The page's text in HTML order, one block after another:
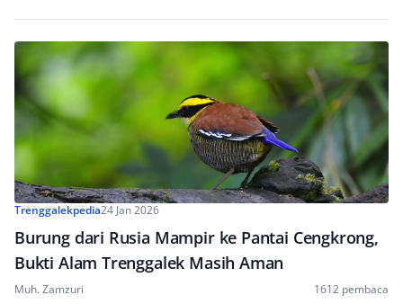
Trenggalekpedia24 Jan 2026
Burung dari Rusia Mampir ke Pantai Cengkrong,
Bukti Alam Trenggalek Masih Aman
Muh. Zamzuri 1612 pembaca